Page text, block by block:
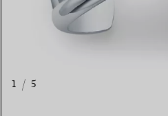
1 / 5